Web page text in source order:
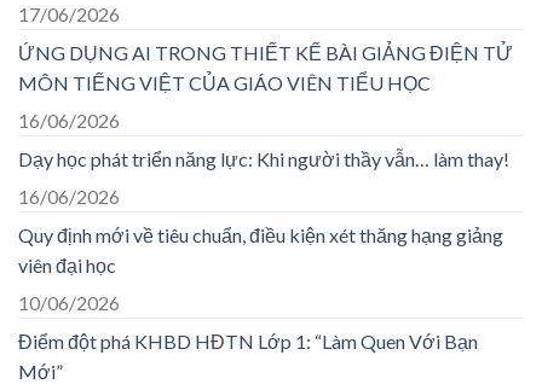
17/06/2026
ỨNG DỤNG AI TRONG THIẾT KẾ BÀI GIẢNG ĐIỆN TỬ
MÔN TIẾNG VIỆT CỦA GIÁO VIÊN TIỂU HỌC
16/06/2026
Dạy học phát triển năng lực: Khi người thầy vẫn… làm thay!
16/06/2026
Quy định mới về tiêu chuẩn, điều kiện xét thăng hạng giảng
viên đại học
10/06/2026
Điểm đột phá KHBD HĐTN Lớp 1: “Làm Quen Với Bạn
Mới”